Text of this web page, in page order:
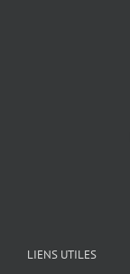
LIENS UTILES